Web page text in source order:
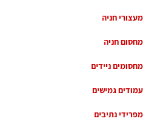
מעצורי חניה
מחסום חניה
מחסומים ניידים
עמודים גמישים
מפרידי נתיבים